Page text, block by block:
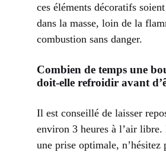
ces éléments décoratifs
dans la masse, loin de la
combustion sans danger.
Combien de temps une
doit-elle refroidir avant
Il est conseillé de laisser
environ 3 heures à l’air
une prise optimale, n’hésitez